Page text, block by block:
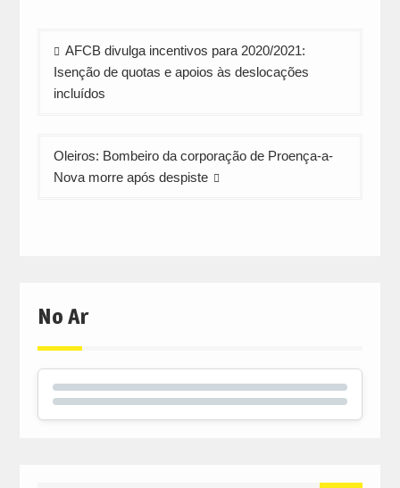
Navegação
de
artigos
AFCB divulga incentivos para 2020/2021:
Isenção de quotas e apoios às deslocações
incluídos
Oleiros: Bombeiro da corporação de Proença-a-
Nova morre após despiste
No Ar